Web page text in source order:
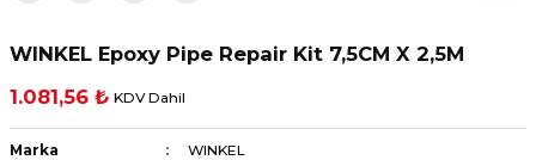
ve Multimetreler
WINKEL Epoxy Pipe Repair Kit 7,5CM X 2,5M
1.081,56 ₺ KDV Dahil
Marka
WINKEL